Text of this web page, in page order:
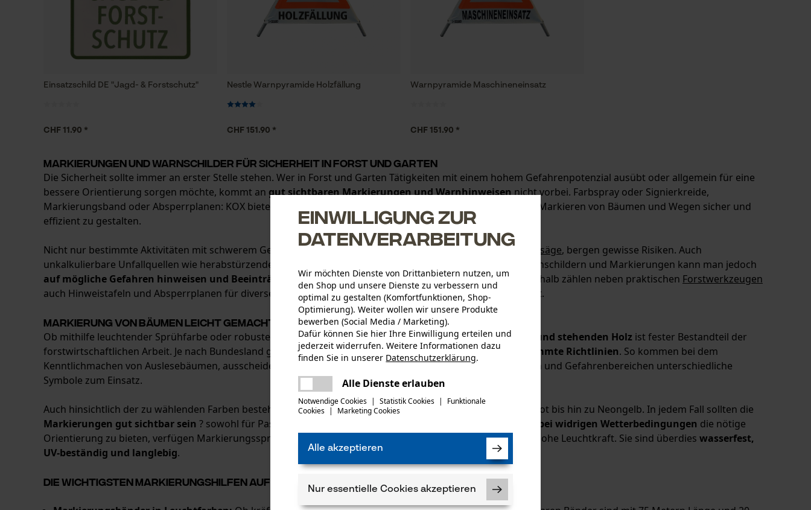
Einsatzschild DE "Jagd- & Forstschutz"
CHF 11.90 *
Nestle Warnpyramide Holzfällung
CHF 151.90 *
Warnpyramide Maschineneinsatz
CHF 151.90 *
Markierungen und Warnschilder für Sicherheit in Forst und Garten
Die Sicherheit sollte immer an erster Stelle stehen. Wer in Forst und Garten Tätigkeiten mit einem hohem Gefahrenpotenzial ausübt oder allgemein für eine
bessere Orientierung sorgen möchte, kommt an gut sichtbaren Markierungen und Warnhinweisennicht vorbei. Farbspray oder Signierkreide,
Markierungsband oder Absperrplanen: KOX bietet alles, um Tätigkeiten wie die Holzernte, die Jagd oder das Markieren von Bäumen und Wegen sicher und
effizient zu gestalten.
Nicht nur bestimmte Aktivitäten mit schwerem Gerät, wie zum Beispiel das Fällen von Bäumen mit derMotorsäge, bergen gewisse Risiken. Auch
unkalkulierbare Unfallquellen wie herabstürzende Äste können gefährlich werden. Mit entsprechenden Warnschildern und Markierungen kann man jedoch
auf mögliche Gefahren hinweisen und Beeinträchtigungen der persönlichen Sicherheit vermeiden
. Deshalb zählen neben praktischen Forstwerkzeugen
auch Hinweistafeln und Absperrplanen für diverse Anwendungsbereiche zum umfangreichen KOX Sortiment.
Markierung von Bäumen leicht gemacht
Ob mithilfe leuchtender Sprühfarbe oder robuster Markierungsbänder, dasKennzeichnen von liegendem und stehenden Holz ist fester Bestandteil der
forstwirtschaftlichen Arbeit. Je nach Bundesland gelten für die farbliche Markierung der Bäume sogar
bestimmte Richtlinien. So kommen bei dem
Kenntlichmachen von Auslesebäumen, ausscheidenden Bäumen, Wegen für dieHolzrückung, Biotopbäumen und Gefahrenbereichen unterschiedliche
Symbole zum Einsatz.
Auch hinsichtlich der zu wählenden Farben bestehen gewisse Vorgaben ? von strahlendem Weiß über Neonrot bis hin zu Neongelb. In jedem Fall sollten die
Markierungen gut sichtbar sein ? sowohl für Passanten als auch für Forstarbeiter im Harvester. Um selbst bei widrigen Wetterbedingungen die nötige
Orientierung zu bieten, verfügen Markierungssprays, Markierungsbänder und Co. über eine entsprechend hohe Leuchtkraft. Sie sind überdies wasserfest,
UV-beständig und langlebig.
Die wichtigsten Markierungshilfen auf einen Blick
Einwilligung zur
Datenverarbeitung
Wir möchten Dienste von Drittanbietern nutzen, um
den Shop und unsere Dienste zu verbessern und
optimal zu gestalten (Komfortfunktionen, Shop-
Optimierung). Weiter wollen wir unsere Produkte
bewerben (Social Media / Marketing).
Dafür können Sie hier Ihre Einwilligung erteilen und
jederzeit widerrufen. Weitere Informationen dazu
finden Sie in unserer Datenschutzerklärung.
Alle Dienste erlauben
Notwendige Cookies | Statistik Cookies |
Funktionale
Cookies | Marketing Cookies
Alle akzeptieren
Nur essentielle Cookies akzeptieren
Es ist ein Fehler aufgetreten. Bitte
versuchen Sie es erneut.
teilen
mail